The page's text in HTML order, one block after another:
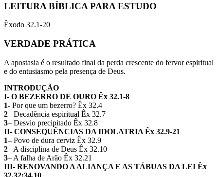
LEITURA BÍBLICA PARA ESTUDO
Êxodo 32.1-20
VERDADE PRÁTICA
A apostasia é o resultado final da perda crescente do fervor espiritual
e do entusiasmo pela presença de Deus.
INTRODUÇÃO
I- O BEZERRO DE OURO Êx 32.1-8
1- Por que um bezerro? Êx 32.4
2– Decadência espiritual Êx 32.7
3– Desvio precipitado Êx 32.8
II- CONSEQUÊNCIAS DA IDOLATRIA Êx 32.9-21
1– Povo de dura cerviz Êx 32.9
2– A disciplina de Deus Êx 32.10
3– A falha de Arão Êx 32.21
III- RENOVANDO A ALIANÇA E AS TÁBUAS DA LEI Êx
32.32;34.10